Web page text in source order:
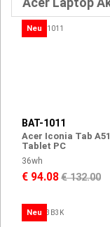
Neu
BAT-1011
Acer Iconia Tab
Tablet PC
36wh
€ 94.08€ 132.00
Neu